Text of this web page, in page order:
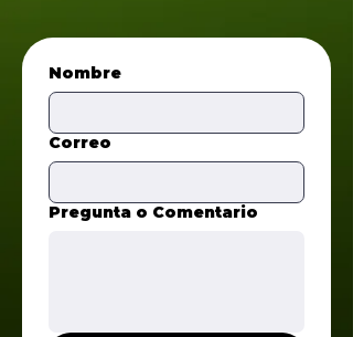
Nombre
Correo
Pregunta o Comentario